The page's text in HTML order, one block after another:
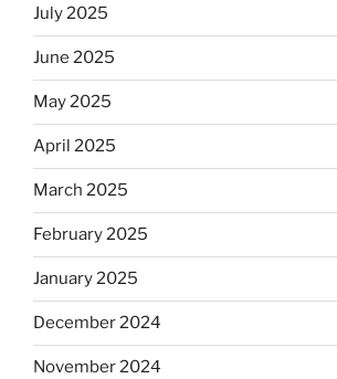
July 2025
June 2025
May 2025
April 2025
March 2025
February 2025
January 2025
December 2024
November 2024